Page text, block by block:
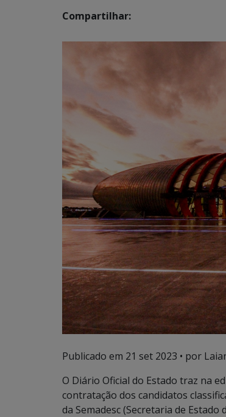
Compartilhar:
Publicado em 21 set 2023 • por
O Diário Oficial do Estado traz na
contratação dos candidatos
da Semadesc (Secretaria de